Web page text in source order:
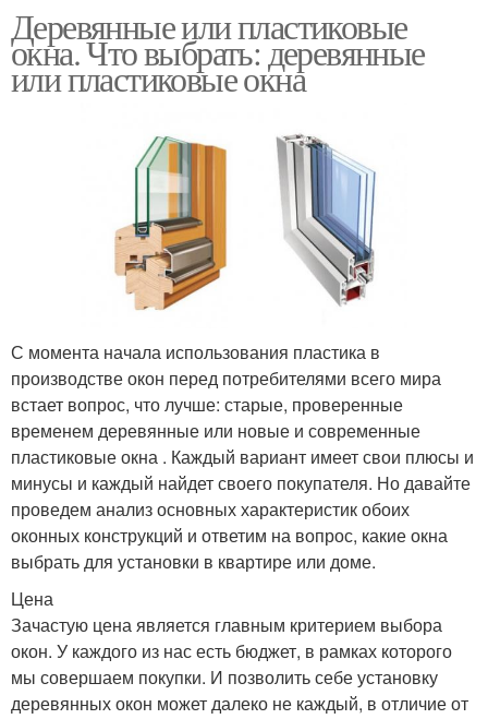
Деревянные или пластиковые
окна. Что выбрать: деревянные
или пластиковые окна
С момента начала использования пластика в
производстве окон перед потребителями всего мира
встает вопрос, что лучше: старые, проверенные
временем деревянные или новые и современные
пластиковые окна . Каждый вариант имеет свои плюсы и
минусы и каждый найдет своего покупателя. Но давайте
проведем анализ основных характеристик обоих
оконных конструкций и ответим на вопрос, какие окна
выбрать для установки в квартире или доме.
Цена
Зачастую цена является главным критерием выбора
окон. У каждого из нас есть бюджет, в рамках которого
мы совершаем покупки. И позволить себе установку
деревянных окон может далеко не каждый, в отличие от